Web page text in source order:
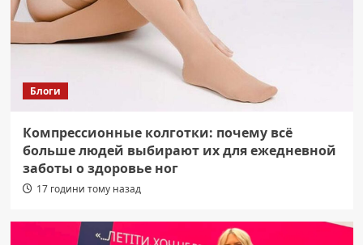
Блоги
Компрессионные колготки: почему всё
больше людей выбирают их для ежедневной
заботы о здоровье ног
17 години тому назад